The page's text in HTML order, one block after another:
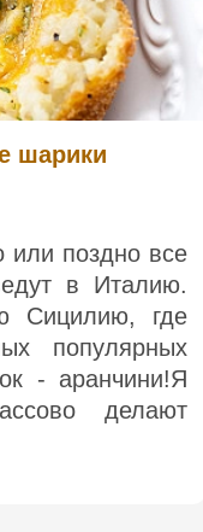
шарики
или поздно все
в Италию.
Сицилию, где
популярных
- аранчини!Я
делают